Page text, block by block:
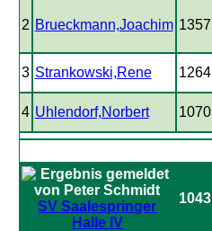
2 Brueckmann,Joachim 1357
3 Strankowski,Rene 1264
4 Uhlendorf,Norbert 1070
SV Saalespringer
Halle IV
1043